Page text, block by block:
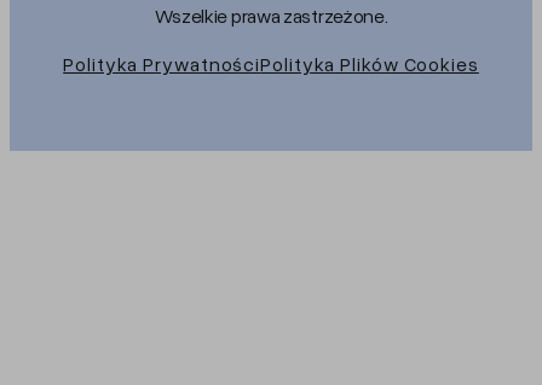
Wszelkie prawa zastrzeżone.
Polityka PrywatnościPolityka Plików Cookies